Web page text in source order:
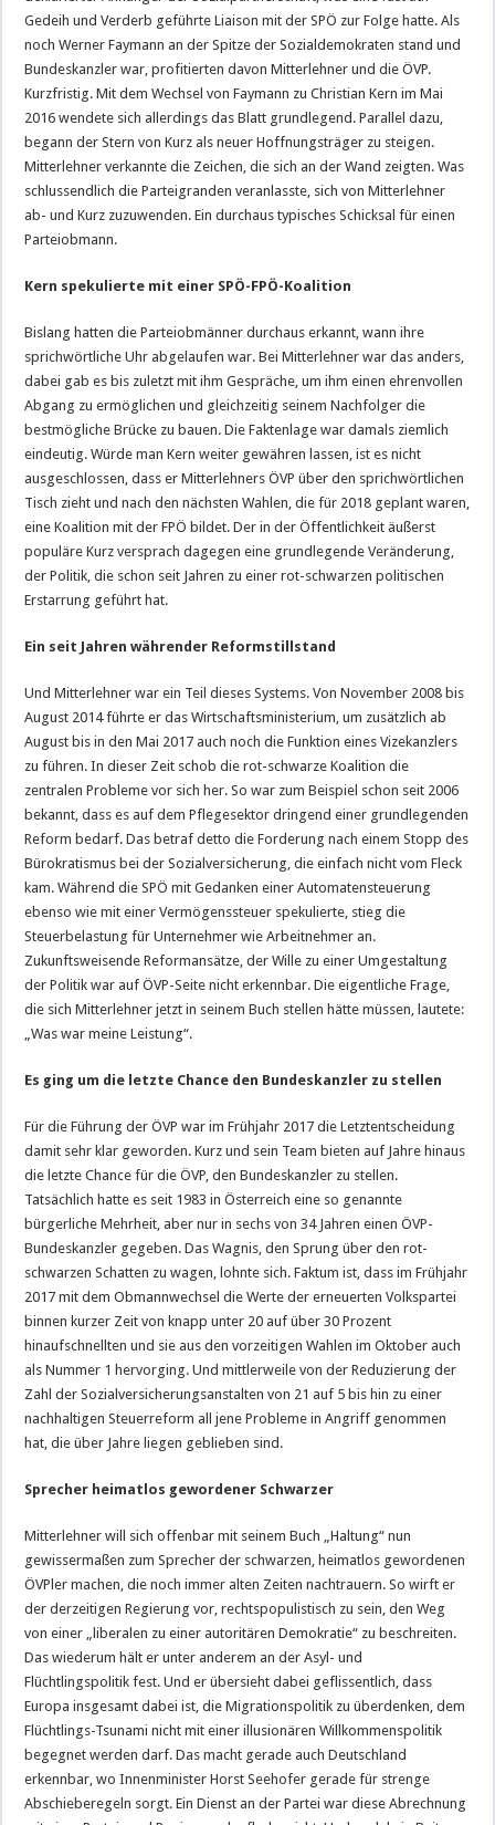
Gedeih und Verderb geführte Liaison mit der SPÖ zur Folge hatte. Als
noch Werner Faymann an der Spitze der Sozialdemokraten stand und
Bundeskanzler war, profitierten davon Mitterlehner und die ÖVP.
Kurzfristig. Mit dem Wechsel von Faymann zu Christian Kern im Mai
2016 wendete sich allerdings das Blatt grundlegend. Parallel dazu,
begann der Stern von Kurz als neuer Hoffnungsträger zu steigen.
Mitterlehner verkannte die Zeichen, die sich an der Wand zeigten. Was
schlussendlich die Parteigranden veranlasste, sich von Mitterlehner
ab- und Kurz zuzuwenden. Ein durchaus typisches Schicksal für einen
Parteiobmann.
Kern spekulierte mit einer SPÖ-FPÖ-Koalition
Bislang hatten die Parteiobmänner durchaus erkannt, wann ihre
sprichwörtliche Uhr abgelaufen war. Bei Mitterlehner war das anders,
dabei gab es bis zuletzt mit ihm Gespräche, um ihm einen ehrenvollen
Abgang zu ermöglichen und gleichzeitig seinem Nachfolger die
bestmögliche Brücke zu bauen. Die Faktenlage war damals ziemlich
eindeutig. Würde man Kern weiter gewähren lassen, ist es nicht
ausgeschlossen, dass er Mitterlehners ÖVP über den sprichwörtlichen
Tisch zieht und nach den nächsten Wahlen, die für 2018 geplant waren,
eine Koalition mit der FPÖ bildet. Der in der Öffentlichkeit äußerst
populäre Kurz versprach dagegen eine grundlegende Veränderung,
der Politik, die schon seit Jahren zu einer rot-schwarzen politischen
Erstarrung geführt hat.
Ein seit Jahren währender Reformstillstand
Und Mitterlehner war ein Teil dieses Systems. Von November 2008 bis
August 2014 führte er das Wirtschaftsministerium, um zusätzlich ab
August bis in den Mai 2017 auch noch die Funktion eines Vizekanzlers
zu führen. In dieser Zeit schob die rot-schwarze Koalition die
zentralen Probleme vor sich her. So war zum Beispiel schon seit 2006
bekannt, dass es auf dem Pflegesektor dringend einer grundlegenden
Reform bedarf. Das betraf detto die Forderung nach einem Stopp des
Bürokratismus bei der Sozialversicherung, die einfach nicht vom Fleck
kam. Während die SPÖ mit Gedanken einer Automatensteuerung
ebenso wie mit einer Vermögenssteuer spekulierte, stieg die
Steuerbelastung für Unternehmer wie Arbeitnehmer an.
Zukunftsweisende Reformansätze, der Wille zu einer Umgestaltung
der Politik war auf ÖVP-Seite nicht erkennbar. Die eigentliche Frage,
die sich Mitterlehner jetzt in seinem Buch stellen hätte müssen, lautete:
„Was war meine Leistung“.
Es ging um die letzte Chance den Bundeskanzler zu stellen
Für die Führung der ÖVP war im Frühjahr 2017 die Letztentscheidung
damit sehr klar geworden. Kurz und sein Team bieten auf Jahre hinaus
die letzte Chance für die ÖVP, den Bundeskanzler zu stellen.
Tatsächlich hatte es seit 1983 in Österreich eine so genannte
bürgerliche Mehrheit, aber nur in sechs von 34 Jahren einen ÖVP-
Bundeskanzler gegeben. Das Wagnis, den Sprung über den rot-
schwarzen Schatten zu wagen, lohnte sich. Faktum ist, dass im Frühjahr
2017 mit dem Obmannwechsel die Werte der erneuerten Volkspartei
binnen kurzer Zeit von knapp unter 20 auf über 30 Prozent
hinaufschnellten und sie aus den vorzeitigen Wahlen im Oktober auch
als Nummer 1 hervorging. Und mittlerweile von der Reduzierung der
Zahl der Sozialversicherungsanstalten von 21 auf 5 bis hin zu einer
nachhaltigen Steuerreform all jene Probleme in Angriff genommen
hat, die über Jahre liegen geblieben sind.
Sprecher heimatlos gewordener Schwarzer
Mitterlehner will sich offenbar mit seinem Buch „Haltung“ nun
gewissermaßen zum Sprecher der schwarzen, heimatlos gewordenen
ÖVPler machen, die noch immer alten Zeiten nachtrauern. So wirft er
der derzeitigen Regierung vor, rechtspopulistisch zu sein, den Weg
von einer „liberalen zu einer autoritären Demokratie“ zu beschreiten.
Das wiederum hält er unter anderem an der Asyl- und
Flüchtlingspolitik fest. Und er übersieht dabei geflissentlich, dass
Europa insgesamt dabei ist, die Migrationspolitik zu überdenken, dem
Flüchtlings-Tsunami nicht mit einer illusionären Willkommenspolitik
begegnet werden darf. Das macht gerade auch Deutschland
erkennbar, wo Innenminister Horst Seehofer gerade für strenge
Abschieberegeln sorgt. Ein Dienst an der Partei war diese Abrechnung